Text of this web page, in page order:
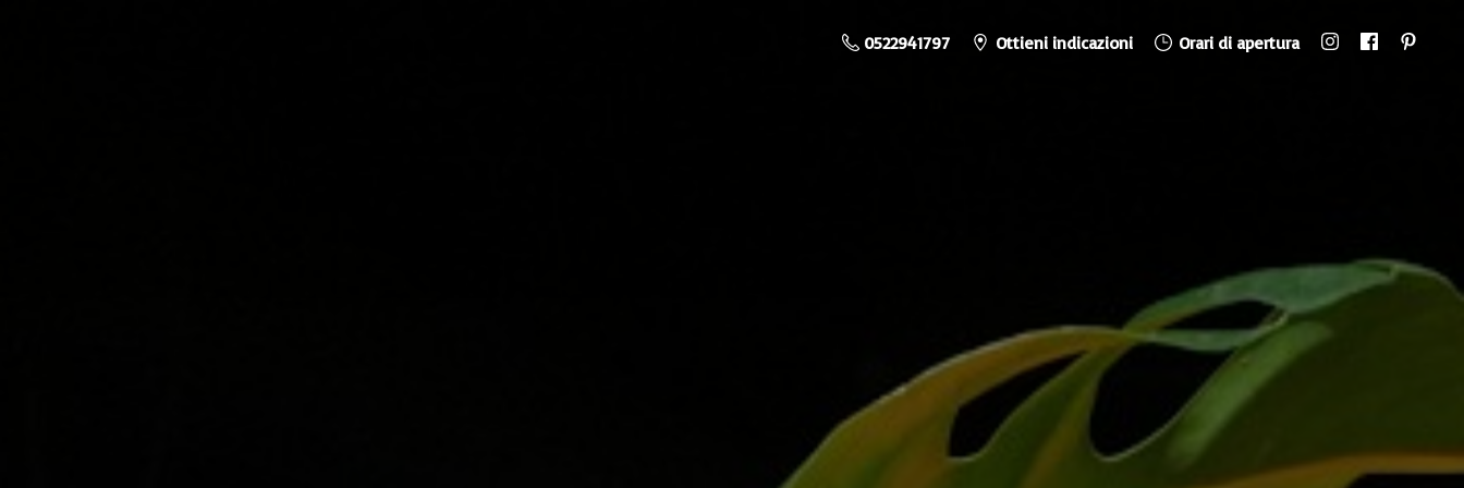
0522941797 Ottieni indicazioni Orari di apertura